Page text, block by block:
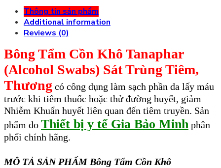
Thông tin sản phẩm
Additional information
Reviews (0)
Bông Tẩm Cồn Khô Tanaphar
(Alcohol Swabs) Sát Trùng Tiêm,
Thương có công dụng làm sạch phần da lấy máu
trước khi tiêm thuốc hoặc thử đường huyết, giảm
Nhiễm Khuẩn huyết liên quan đến tiêm truyền. Sản
phẩm do Thiết bị y tế Gia Bảo Minh phân
phối chính hãng.
MÔ TẢ SẢN PHẨM Bông Tẩm Cồn Khô